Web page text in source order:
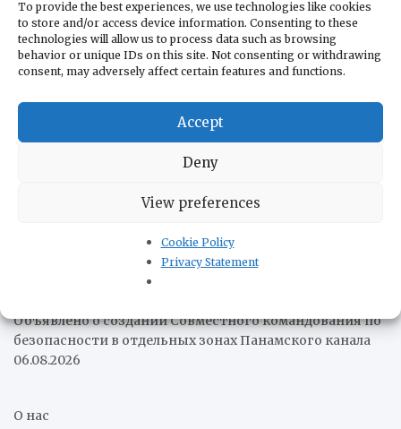
To provide the best experiences, we use technologies like cookies
to store and/or access device information. Consenting to these
technologies will allow us to process data such as browsing
behavior or unique IDs on this site. Not consenting or withdrawing
consent, may adversely affect certain features and functions.
Accept
Deny
View preferences
Cookie Policy
Privacy Statement
дипломатические отношения07.08.2026
США вводят санкции против «Юрия Гагарина»
07.08.2026
Колумбия приобретает два KC-390 Millennium
Бразилия запускает амбициозный логистический
план на 240 млрд долларов07.08.2026
консульские отношения07.08.2026
аргентинского Конгресса07.08.2026
Leonardo представила ВМС Чили свои артиллерийские
Рафаэль Мачадо: Контекст атак Милея на Бразилию
Объявлено о создании Совместного командования по
безопасности в отдельных зонах Панамского канала
06.08.2026
О нас